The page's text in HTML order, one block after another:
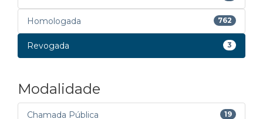
Homologada 762
Revogada 3
Modalidade
Chamada Pública 19